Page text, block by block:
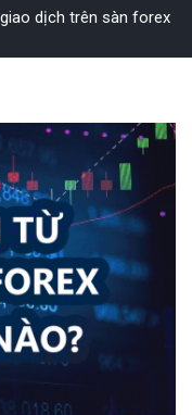
dịch trên sàn forex